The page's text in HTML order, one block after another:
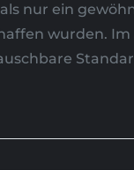
nur ein
wurden.